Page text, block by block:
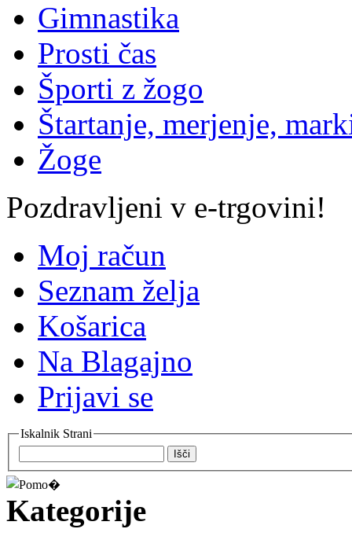
Gimnastika
Prosti čas
Športi z žogo
Štartanje, merjenje,
Žoge
Pozdravljeni v e-trgovini!
Moj račun
Seznam želja
Košarica
Na Blagajno
Prijavi se
Iskalnik Strani
Išči
Kategorije